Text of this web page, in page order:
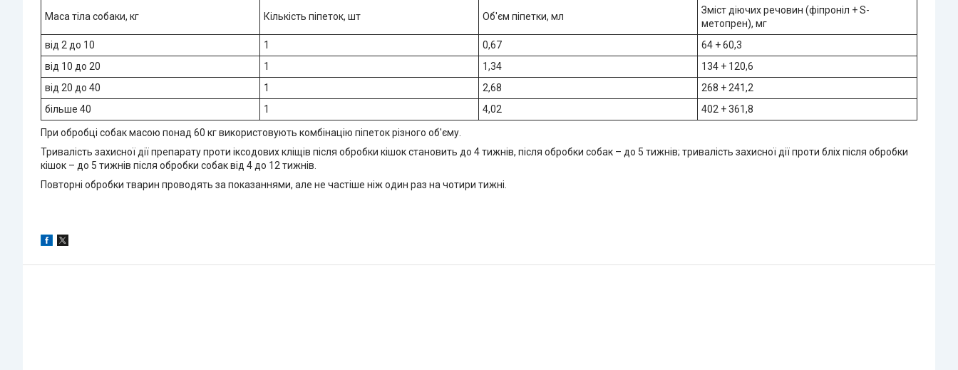
Маса тіла собаки, кг Кількість піпеток, шт Об'єм піпетки, мл
Зміст діючих речовин (фіпроніл + S-
метопрен), мг
від 2 до 10
1 0,67
64 + 60,3
від 10 до 20
1 1,34
134 + 120,6
від 20 до 40
1 2,68
268 + 241,2
більше 40
1 4,02 402 + 361,8
При обробці собак масою понад 60 кг використовують комбінацію піпеток різного об'єму.
Тривалість захисної дії препарату проти іксодових кліщів після обробки кішок становить до 4 тижнів, після обробки собак – до 5 тижнів; тривалість захисної дії проти бліх після обробки
кішок – до 5 тижнів після обробки собак від 4 до 12 тижнів.
Повторні обробки тварин проводять за показаннями, але не частіше ніж один раз на чотири тижні.